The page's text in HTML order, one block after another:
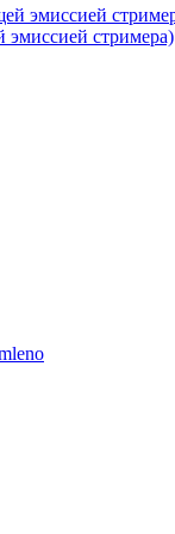
стримера)